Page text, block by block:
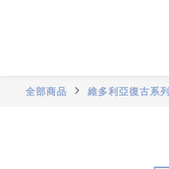
全部商品 維多利亞復古系列